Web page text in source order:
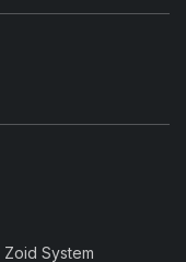
Zoid System